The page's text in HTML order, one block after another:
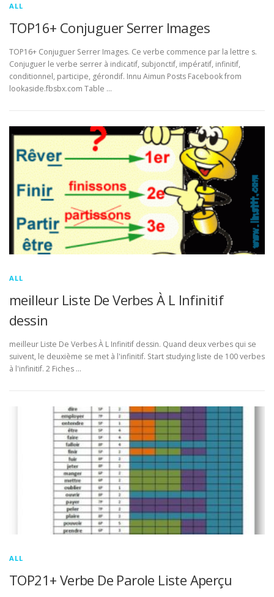
ALL
TOP16+ Conjuguer Serrer Images
TOP16+ Conjuguer Serrer Images. Ce verbe commence par la lettre s.
Conjuguer le verbe serrer à indicatif, subjonctif, impératif, infinitif,
conditionnel, participe, gérondif. Innu Aimun Posts Facebook from
lookaside.fbsbx.com Table …
ALL
meilleur Liste De Verbes À L Infinitif
dessin
meilleur Liste De Verbes À L Infinitif dessin. Quand deux verbes qui se
suivent, le deuxième se met à l'infinitif. Start studying liste de 100 verbes
à l'infinitif. 2 Fiches …
ALL
TOP21+ Verbe De Parole Liste Aperçu